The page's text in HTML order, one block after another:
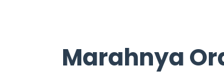
Marahnya